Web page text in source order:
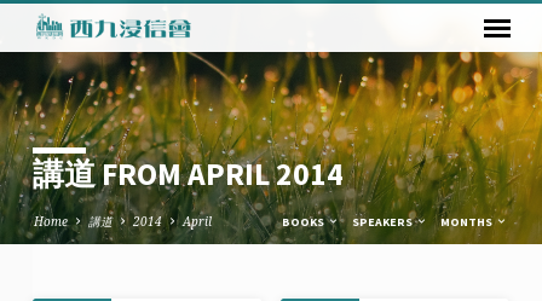
講道 FROM APRIL 2014
Home 講道 2014 April BOOKS SPEAKERS MONTHS